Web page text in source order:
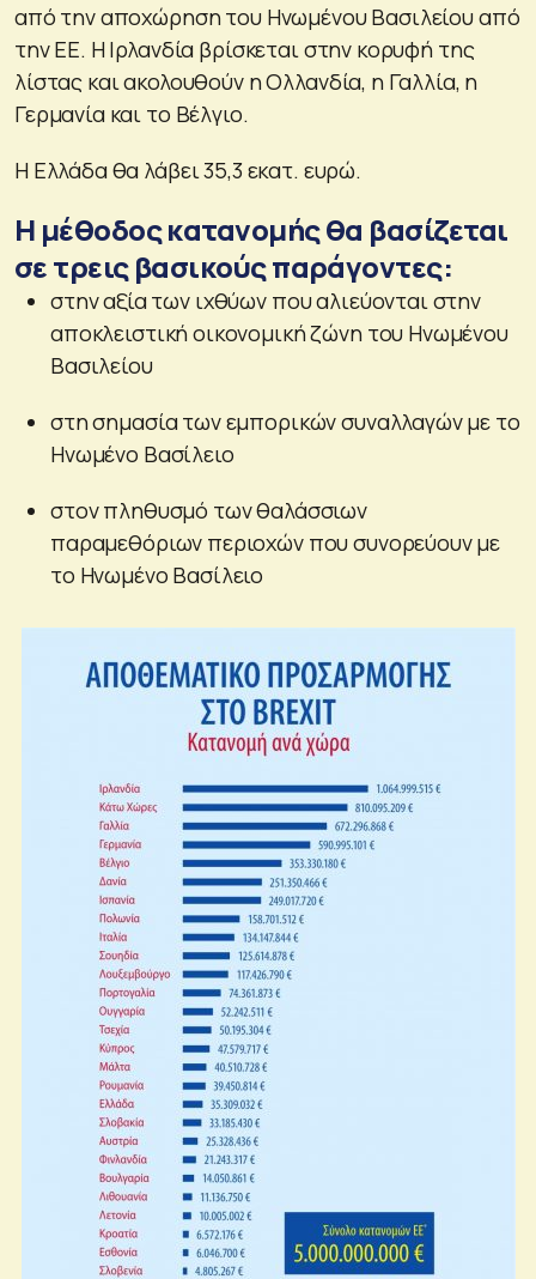
από την αποχώρηση του Ηνωμένου Βασιλείου από
την ΕΕ. Η Ιρλανδία βρίσκεται στην κορυφή της
λίστας και ακολουθούν η Ολλανδία, η Γαλλία, η
Γερμανία και το Βέλγιο.
Η Ελλάδα θα λάβει 35,3 εκατ. ευρώ.
Η μέθοδος κατανομής θα βασίζεται
σε τρεις βασικούς παράγοντες:
στην αξία των ιχθύων που αλιεύονται στην
αποκλειστική οικονομική ζώνη του Ηνωμένου
Βασιλείου
στη σημασία των εμπορικών συναλλαγών με το
Ηνωμένο Βασίλειο
στον πληθυσμό των θαλάσσιων
παραμεθόριων περιοχών που συνορεύουν με
το Ηνωμένο Βασίλειο